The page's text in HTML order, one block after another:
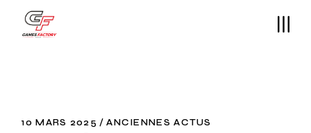
10 MARS 2025 ANCIENNES ACTUS